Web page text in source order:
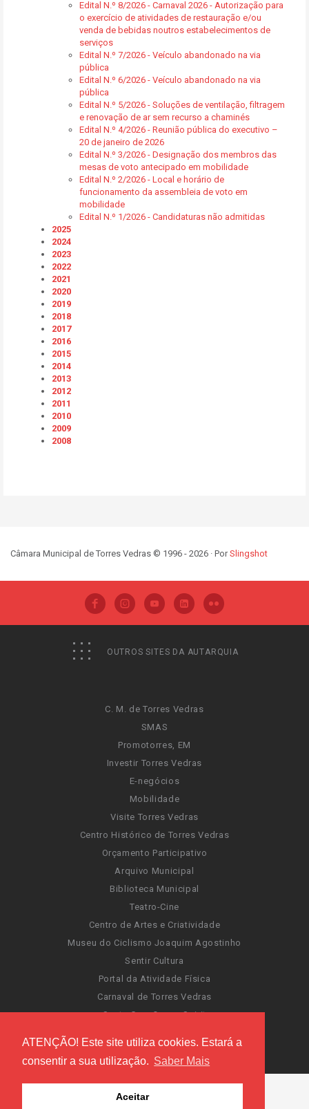
ATENÇÃO! Este site utiliza cookies. Estará a
consentir a sua utilização. Saber Mais
Aceitar
Edital N.º 8/2026 - Carnaval 2026 - Autorização para
o exercício de atividades de restauração e/ou
venda de bebidas noutros estabelecimentos de
serviços
Edital N.º 7/2026 - Veículo abandonado na via
pública
Edital N.º 6/2026 - Veículo abandonado na via
pública
Edital N.º 5/2026 - Soluções de ventilação, filtragem
e renovação de ar sem recurso a chaminés
Edital N.º 4/2026 - Reunião pública do executivo –
20 de janeiro de 2026
Edital N.º 3/2026 - Designação dos membros das
mesas de voto antecipado em mobilidade
Edital N.º 2/2026 - Local e horário de
funcionamento da assembleia de voto em
mobilidade
Edital N.º 1/2026 - Candidaturas não admitidas
2025
2024
2023
2022
2021
2020
2019
2018
2017
2016
2015
2014
2013
2012
2011
2010
2009
2008
Câmara Municipal de Torres Vedras © 1996 - 2026 · PorSlingshot
OUTROS SITES DA AUTARQUIA
C. M. de Torres Vedras
SMAS
Promotorres, EM
Investir Torres Vedras
E-negócios
Mobilidade
Visite Torres Vedras
Centro Histórico de Torres Vedras
Orçamento Participativo
Arquivo Municipal
Biblioteca Municipal
Teatro-Cine
Centro de Artes e Criatividade
Museu do Ciclismo Joaquim Agostinho
Sentir Cultura
Portal da Atividade Física
Carnaval de Torres Vedras
Santa Cruz Ocean Spirit